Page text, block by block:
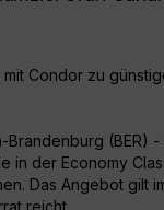
Condor zu
Brandenburg (BER) -
in der Economy
Das Angebot gilt